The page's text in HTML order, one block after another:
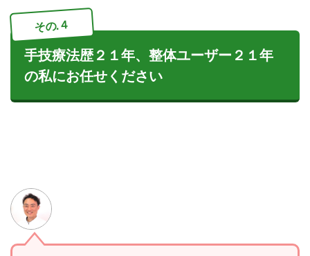
その.４
手技療法歴２１年、整体ユーザー２１年
の私にお任せください